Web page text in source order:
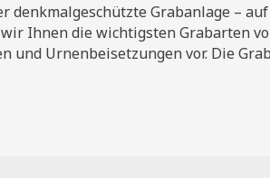
Grabanlage –
Ihnen die wichtigsten Grabarten
und Urnenbeisetzungen vor. Die